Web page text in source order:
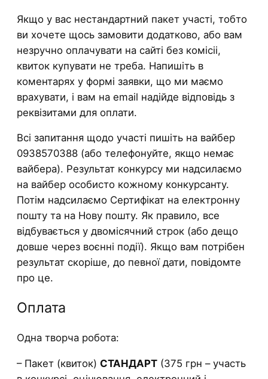
Якщо у вас нестандартний пакет участі, тобто
ви хочете щось замовити додатково, або вам
незручно оплачувати на сайті без комісіі,
квиток купувати не треба. Напишіть в
коментарях у формі заявки, що ми маємо
врахувати, і вам на email надійде відповідь з
реквізитами для оплати.
Всі запитання щодо участі пишіть на вайбер
0938570388 (або телефонуйте, якщо немає
вайбера). Результат конкурсу ми надсилаємо
на вайбер особисто кожному конкурсанту.
Потім надсилаємо Сертифікат на електронну
пошту та на Нову пошту. Як правило, все
відбувається у двомісячний строк (або дещо
довше через воєнні події). Якщо вам потрібен
результат скоріше, до певної дати, повідомте
про це.
Оплата
Одна творча робота:
– Пакет (квиток) СТАНДАРТ (375 грн – участь